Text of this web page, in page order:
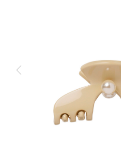
トピックス
ヘアアレンジ動画
ヒストリー